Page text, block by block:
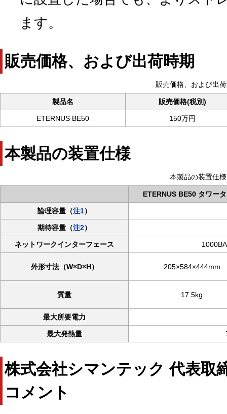
ます。
販売価格、および出荷時期
販売価格、および出
製品名 販売価格(税別)
ETERNUS BE50 150万円
本製品の装置仕様
本製品の装置仕様
ETERNUS BE50 タワー
論理容量（注1）
期待容量（注2）
ネットワークインターフェース
外形寸法（W×D×H） 205×584×444mm
質量 17.5kg
最大所要電力
最大発熱量
株式会社シマンテック 代表取
コメント